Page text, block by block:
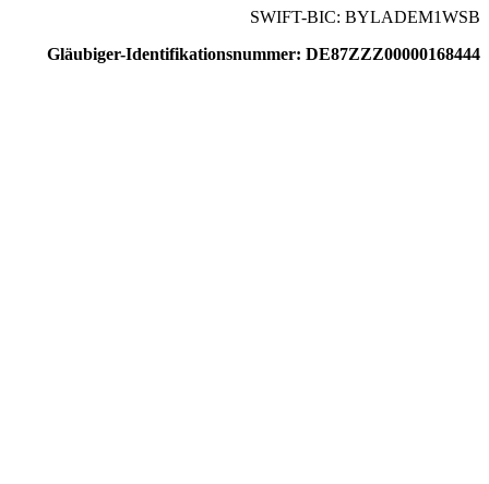
SWIFT-BIC: BYLADEM1WSB
Gläubiger-Identifikationsnummer: DE87ZZZ00000168444